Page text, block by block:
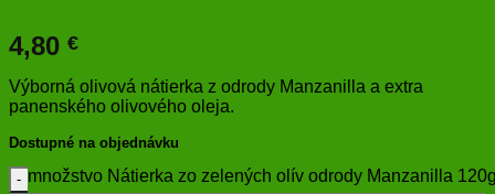
4,80 €
Výborná olivová nátierka z odrody Manzanilla a extra
panenského olivového oleja.
Dostupné na objednávku
množstvo Nátierka zo zelených olív odrody Manzanilla